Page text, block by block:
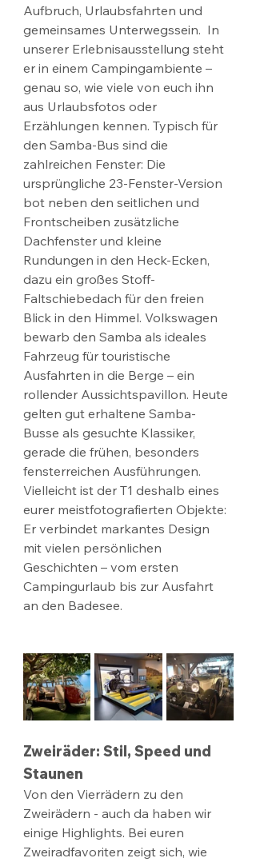
Aufbruch, Urlaubsfahrten und
gemeinsames Unterwegssein.  In
unserer Erlebnisausstellung steht
er in einem Campingambiente –
genau so, wie viele von euch ihn
aus Urlaubsfotos oder
Erzählungen kennen. Typisch für
den Samba-Bus sind die
zahlreichen Fenster: Die
ursprüngliche 23-Fenster-Version
bot neben den seitlichen und
Frontscheiben zusätzliche
Dachfenster und kleine
Rundungen in den Heck-Ecken,
dazu ein großes Stoff-
Faltschiebedach für den freien
Blick in den Himmel. Volkswagen
bewarb den Samba als ideales
Fahrzeug für touristische
Ausfahrten in die Berge – ein
rollender Aussichtspavillon. Heute
gelten gut erhaltene Samba-
Busse als gesuchte Klassiker,
gerade die frühen, besonders
fensterreichen Ausführungen.
Vielleicht ist der T1 deshalb eines
eurer meistfotografierten Objekte:
Er verbindet markantes Design
mit vielen persönlichen
Geschichten – vom ersten
Campingurlaub bis zur Ausfahrt
an den Badesee.
Zweiräder: Stil, Speed und
Staunen
Von den Vierrädern zu den
Zweirädern - auch da haben wir
einige Highlights. Bei euren
Zweiradfavoriten zeigt sich, wie